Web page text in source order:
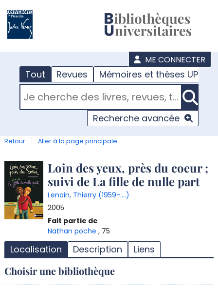
ME CONNECTER
Tout Revues Mémoires et thèses UPJV
RECHERCHER DANS "TOUT"
Recherche avancée
Retour Aller à la page principale
Détail
document
Loin des yeux, près du coeur ;
suivi de La fille de nulle part
Lenain, Thierry (1959-....)
2005
Fait partie de
Nathan poche , 75
Localisation Description Liens
Choisir une bibliothèque